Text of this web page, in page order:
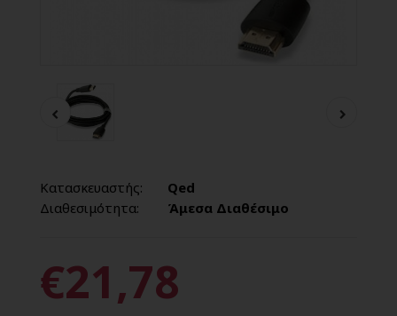
Κατασκευαστής:
Qed
Διαθεσιμότητα:
Άμεσα Διαθέσιμο
€21,78